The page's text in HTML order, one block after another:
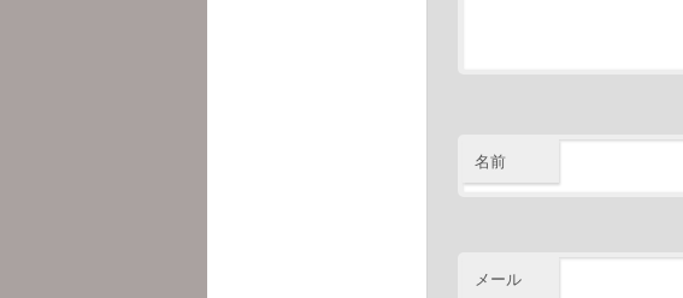
名前
メール